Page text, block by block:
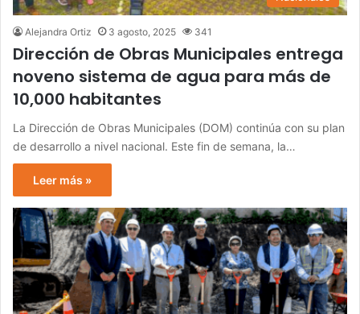
Alejandra Ortiz 3 agosto, 2025 341
Dirección de Obras Municipales entrega
noveno sistema de agua para más de
10,000 habitantes
La Dirección de Obras Municipales (DOM) continúa con su plan
de desarrollo a nivel nacional. Este fin de semana, la…
Leer más »